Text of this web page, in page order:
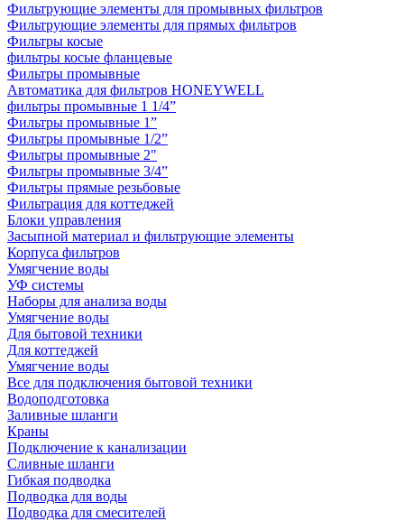
Фильтрующие элементы для промывных фильтров
Фильтрующие элементы для прямых фильтров
Фильтры косые
фильтры косые фланцевые
Фильтры промывные
Автоматика для фильтров HONEYWELL
фильтры промывные 1 1/4”
Фильтры промывные 1”
Фильтры промывные 1/2”
Фильтры промывные 2"
Фильтры промывные 3/4”
Фильтры прямые резьбовые
Фильтрация для коттеджей
Блоки управления
Засыпной материал и фильтрующие элементы
Корпуса фильтров
Умягчение воды
УФ системы
Наборы для анализа воды
Умягчение воды
Для бытовой техники
Для коттеджей
Умягчение воды
Все для подключения бытовой техники
Водоподготовка
Заливные шланги
Краны
Подключение к канализации
Сливные шланги
Гибкая подводка
Подводка для воды
Подводка для смесителей